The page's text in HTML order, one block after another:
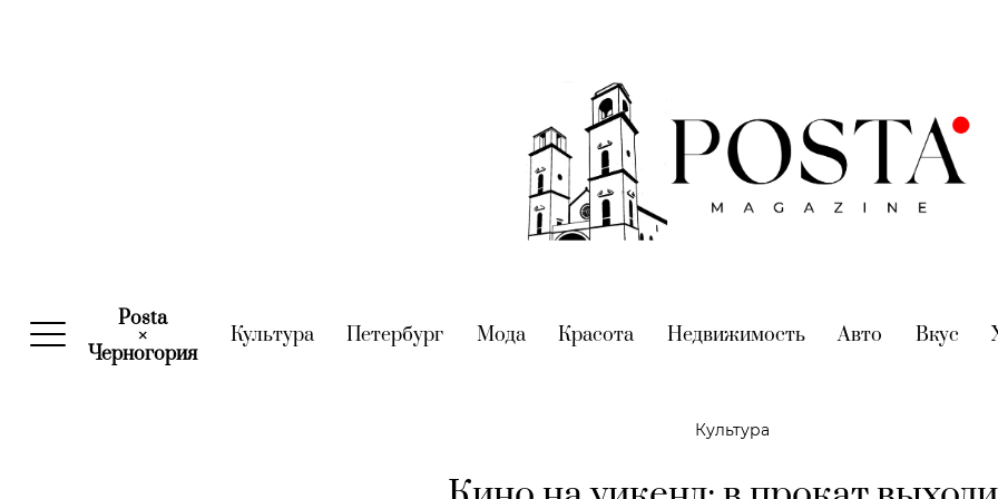
Posta
×
Черногория(current)
Культура(current)
Петербург (current)
Мода(current)
Красота (current)
Недвижимость(current)
Авто (current)
Вкус
Культура